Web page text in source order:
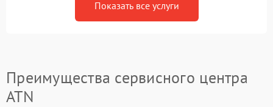
Показать все услуги
Преимущества сервисного центра
ATN